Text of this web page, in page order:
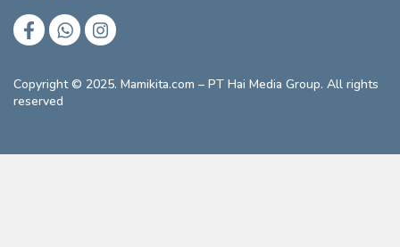
Copyright © 2025. Mamikita.com – PT Hai Media Group. All rights
reserved